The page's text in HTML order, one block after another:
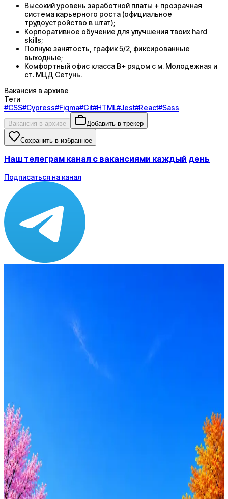
Высокий уровень заработной платы + прозрачная
система карьерного роста (официальное
трудоустройство в штат);
Корпоративное обучение для улучшения твоих hard
skills;
Полную занятость, график 5/2, фиксированные
выходные;
Комфортный офис класса В+ рядом с м. Молодежная и
ст. МЦД Сетунь.
Вакансия в архиве
Теги
#CSS#Cypress#Figma#Git#HTML#Jest#React#Sass
Вакансия в архиве Добавить в трекер
Сохранить в избранное
Наш телеграм канал с вакансиями каждый день
Подписаться на канал
Оффер быстрее с Эйч